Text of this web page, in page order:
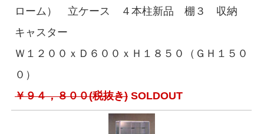
ローム） 立ケース ４本柱新品 棚３ 収納
キャスター
Ｗ１２００ｘＤ６００ｘＨ１８５０（ＧＨ１５０
０）
￥９４，８００(税抜き) SOLDOUT